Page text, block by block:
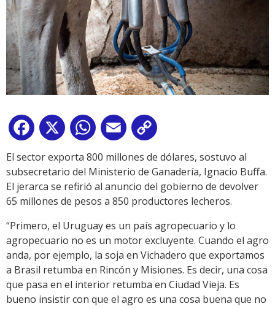
Facebook
X WhatsApp
Email
Link
El sector exporta 800 millones de dólares, sostuvo al
subsecretario del Ministerio de Ganadería, Ignacio Buffa.
El jerarca se refirió al anuncio del gobierno de devolver
65 millones de pesos a 850 productores lecheros.
“Primero, el Uruguay es un país agropecuario y lo
agropecuario no es un motor excluyente. Cuando el agro
anda, por ejemplo, la soja en Vichadero que exportamos
a Brasil retumba en Rincón y Misiones. Es decir, una cosa
que pasa en el interior retumba en Ciudad Vieja. Es
bueno insistir con que el agro es una cosa buena que no